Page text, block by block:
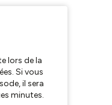
lors de la
Si vous
il sera
minutes.